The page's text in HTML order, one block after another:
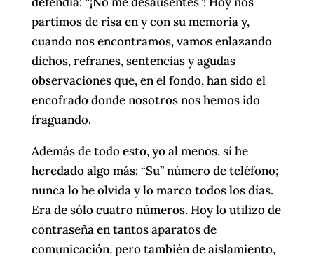
partimos de risa en y con su memoria y,
cuando nos encontramos, vamos enlazando
dichos, refranes, sentencias y agudas
observaciones que, en el fondo, han sido el
encofrado donde nosotros nos hemos ido
fraguando.
Además de todo esto, yo al menos, sí he
heredado algo más: “Su” número de teléfono;
nunca lo he olvida y lo marco todos los días.
Era de sólo cuatro números. Hoy lo utilizo de
contraseña en tantos aparatos de
comunicación, pero también de aislamiento,